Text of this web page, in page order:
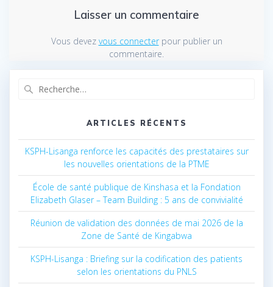
Laisser un commentaire
Vous devez vous connecterpour publier un
commentaire.
ARTICLES RÉCENTS
KSPH-Lisanga renforce les capacités des prestataires sur
les nouvelles orientations de la PTME
École de santé publique de Kinshasa et la Fondation
Elizabeth Glaser – Team Building : 5 ans de convivialité
Réunion de validation des données de mai 2026 de la
Zone de Santé de Kingabwa
KSPH-Lisanga : Briefing sur la codification des patients
selon les orientations du PNLS